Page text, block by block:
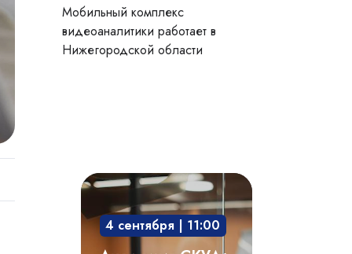
Мобильный комплекс
видеоаналитики работает в
Нижегородской области
Академия
СКУД:
мобильный
доступ,
4 сентября | 11:00